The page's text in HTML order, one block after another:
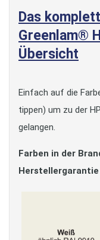
Das
Greenlam®
Übersicht
Einfach auf die
tippen) um zu der
gelangen.
Farben in der
Herstellergarantie